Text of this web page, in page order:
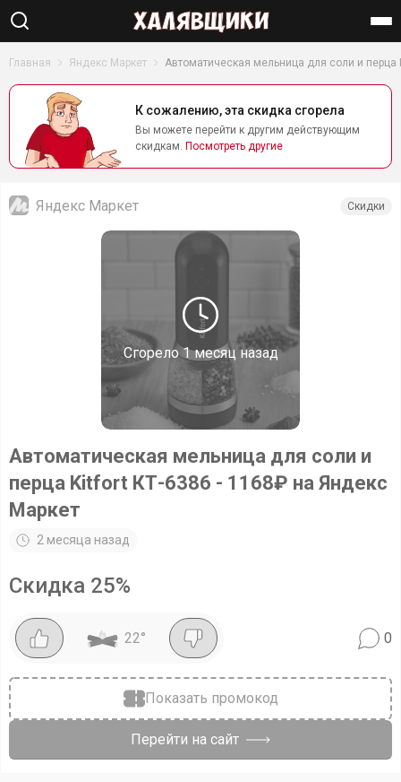
Найти
Главная Яндекс Маркет Автоматическая мельница для соли и
К сожалению, эта скидка сгорела
Вы можете перейти к другим действующим
скидкам. Посмотреть другие
Сгорело1 месяц назад
Яндекс Маркет Скидки
Автоматическая мельница для соли и
перца Kitfort КТ-6386 - 1168₽ на Яндекс
Маркет
2 месяца назад
Скидка 25%
22° 0
Показать промокод
Перейти на сайт